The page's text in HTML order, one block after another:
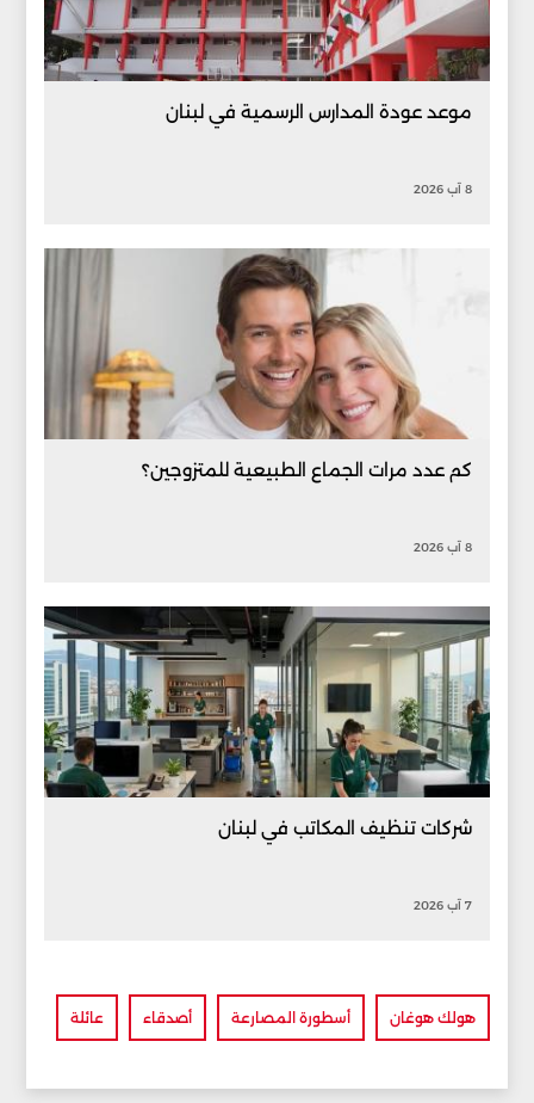
موعد عودة المدارس الرسمية في لبنان
8 آب 2026
كم عدد مرات الجماع الطبيعية للمتزوجين؟
8 آب 2026
شركات تنظيف المكاتب في لبنان
7 آب 2026
هولك هوغان أسطورة المصارعة أصدقاء عائلة